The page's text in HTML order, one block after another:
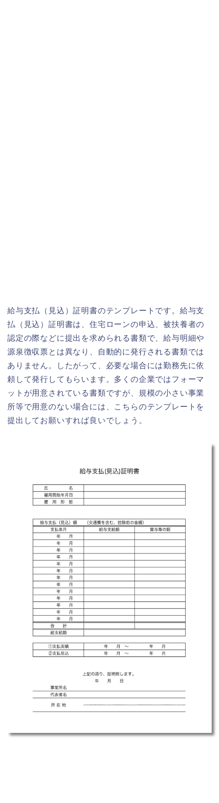
給与支払（見込）証明書のテンプレートです。給与支
払（見込）証明書は、住宅ローンの申込、被扶養者の
認定の際などに提出を求められる書類で、給与明細や
源泉徴収票とは異なり、自動的に発行される書類では
ありません。したがって、必要な場合には勤務先に依
頼して発行してもらいます。多くの企業ではフォーマ
ットが用意されている書類ですが、規模の小さい事業
所等で用意のない場合には、こちらのテンプレートを
提出してお願いすれば良いでしょう。